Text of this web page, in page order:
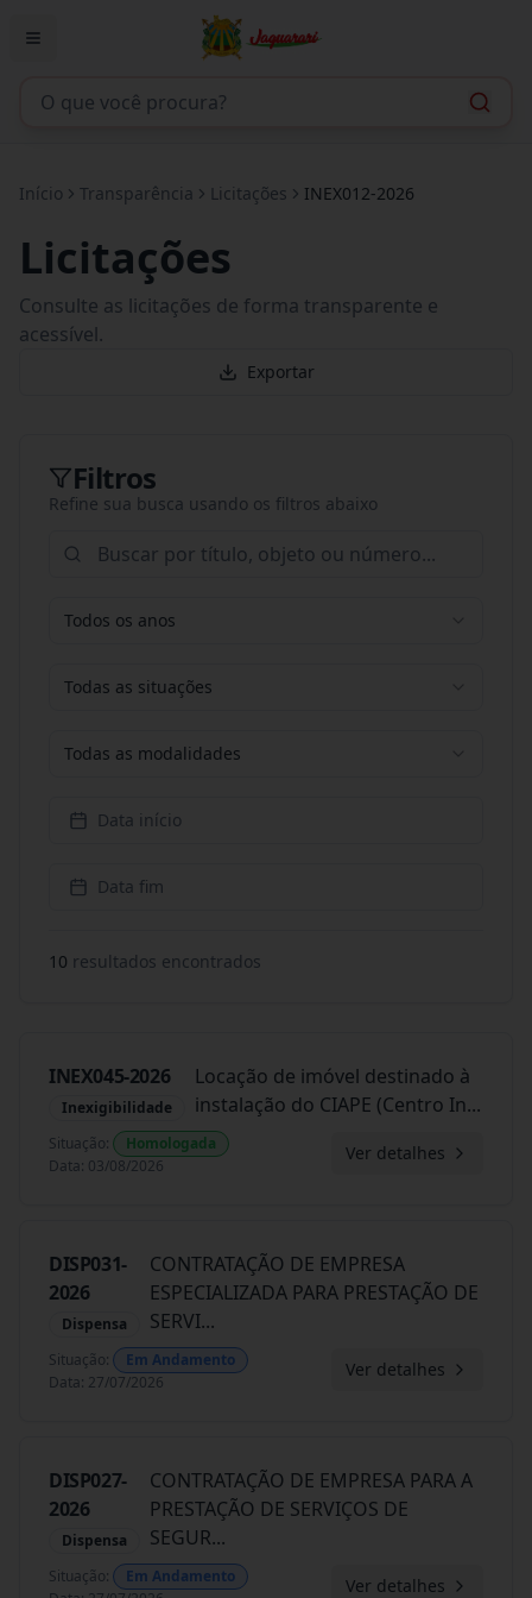
Início Transparência Licitações INEX012-2026
Licitações
Consulte as licitações de forma transparente e
acessível.
Exportar
Filtros
Refine sua busca usando os filtros abaixo
Todos os anos
Todas as situações
Todas as modalidades
Data início
Data fim
10 resultados encontrados
INEX045-2026
Inexigibilidade
Locação de imóvel destinado à
instalação do CIAPE (Centro In...
Situação:
Homologada
Data: 03/08/2026
Ver detalhes
DISP031-
2026
Dispensa
CONTRATAÇÃO DE EMPRESA
ESPECIALIZADA PARA PRESTAÇÃO DE
SERVI...
Situação:
Em Andamento
Data: 27/07/2026
Ver detalhes
DISP027-
2026
Dispensa
CONTRATAÇÃO DE EMPRESA PARA A
PRESTAÇÃO DE SERVIÇOS DE
SEGUR...
Situação:
Em Andamento
Ver detalhes